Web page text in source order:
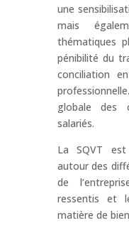
une
mais
thématiques
pénibilité du
conciliation
globale des
salariés.
La SQVT est
autour des
de
ressentis et
matière de